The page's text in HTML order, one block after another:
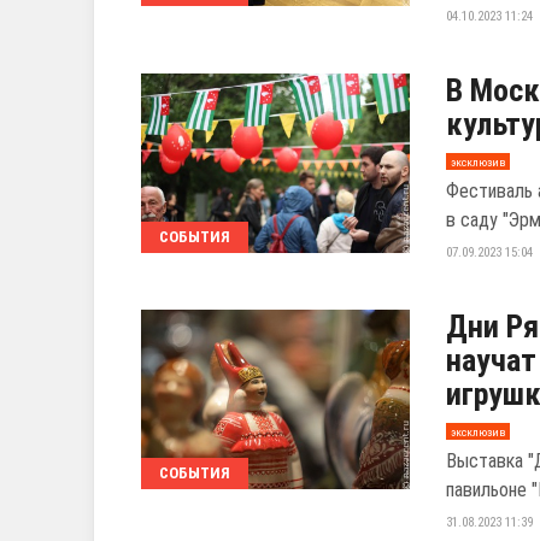
04.10.2023 11:24
СОБЫТИЯ
В
эксклюзив
Фестиваль
в саду
07.09.2023 15:04
СОБЫТИЯ
Дни
эксклюзив
Выставка
павильоне
31.08.2023 11:39